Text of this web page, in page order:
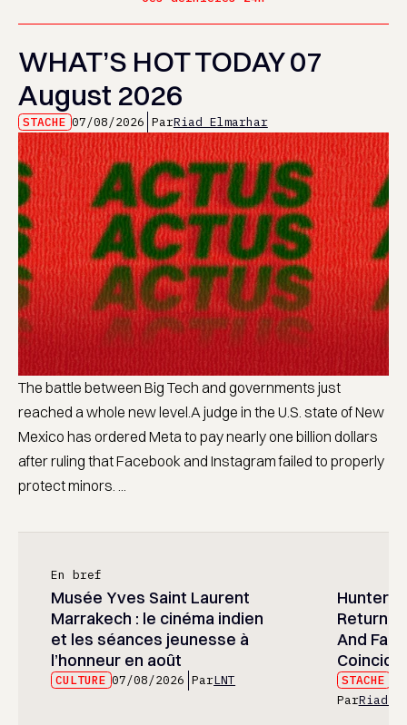
WHAT’S HOT TODAY 07
August 2026
STACHE 07/08/2026 ParRiad Elmarhar
The battle between Big Tech and governments just
reached a whole new level.A judge in the U.S. state of New
Mexico has ordered Meta to pay nearly one billion dollars
after ruling that Facebook and Instagram failed to properly
protect minors. ...
En bref
Musée Yves Saint Laurent
Marrakech : le cinéma indien
et les séances jeunesse à
l’honneur en août
CULTURE 07/08/2026 ParLNT
Hunter
And
STACHE
ParRiad